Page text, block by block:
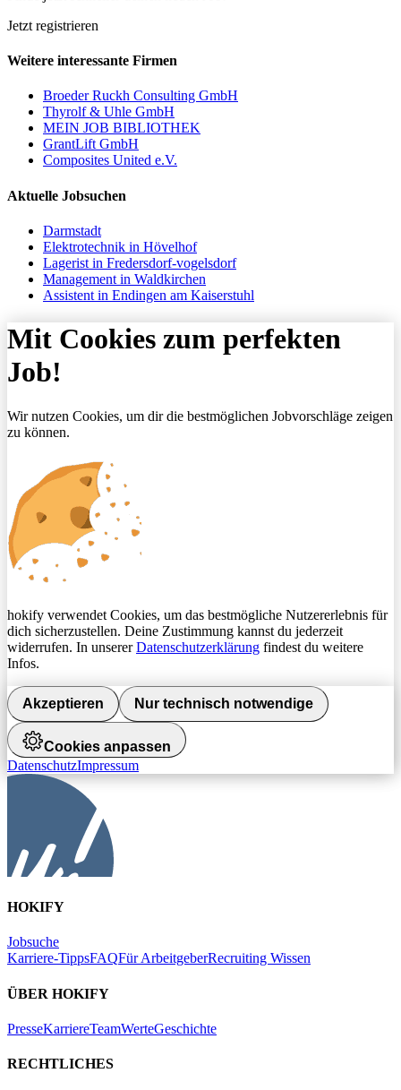
Jetzt registrieren
Weitere interessante Firmen
Broeder Ruckh Consulting GmbH
Thyrolf & Uhle GmbH
MEIN JOB BIBLIOTHEK
GrantLift GmbH
Composites United e.V.
Aktuelle Jobsuchen
Darmstadt
Elektrotechnik in Hövelhof
Lagerist in Fredersdorf-vogelsdorf
Management in Waldkirchen
Assistent in Endingen am Kaiserstuhl
Mit Cookies zum perfekten
Job!
Wir nutzen Cookies, um dir die bestmöglichen Jobvorschläge zeigen
zu können.
hokify verwendet Cookies, um das bestmögliche Nutzererlebnis für
dich sicherzustellen. Deine Zustimmung kannst du jederzeit
widerrufen. In unsererDatenschutzerklärung findest du weitere
Infos.
Akzeptieren Nur technisch notwendige
Cookies anpassen
DatenschutzImpressum
HOKIFY
Jobsuche
Karriere-TippsFAQFür ArbeitgeberRecruiting Wissen
ÜBER HOKIFY
PresseKarriereTeamWerteGeschichte
RECHTLICHES